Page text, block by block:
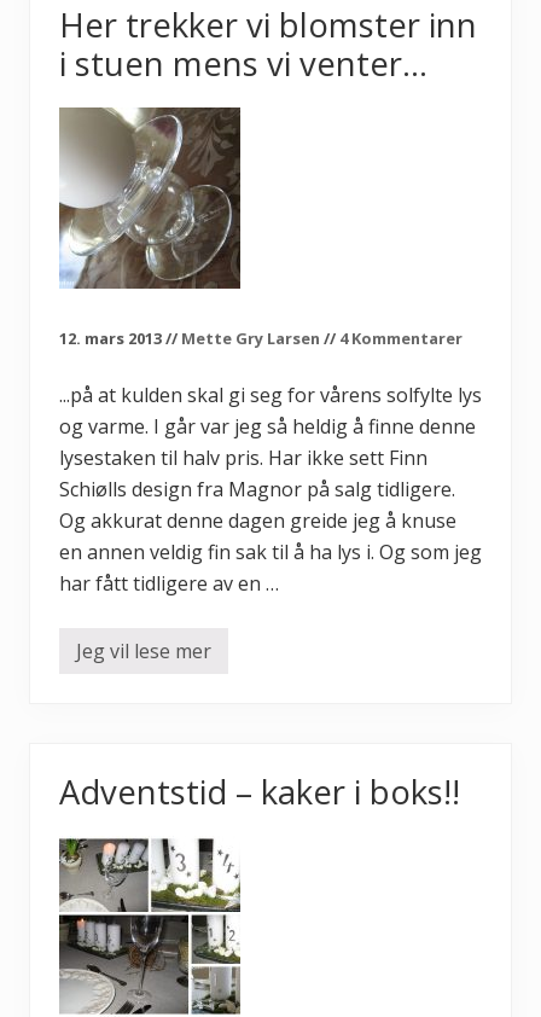
”
–
m
e
d
a
l
e
å
r
s
t
i
d
r
p
a
n
t
e
m
a
t
e
r
l
e
!
Her trekker vi blomster inn
i stuen mens vi venter…
12. mars 2013// Mette Gry Larsen // 4 Kommentarer
...på at kulden skal gi seg for vårens solfylte lys
og varme. I går var jeg så heldig å finne denne
lysestaken til halv pris. Har ikke sett Finn
Schiølls design fra Magnor på salg tidligere.
Og akkurat denne dagen greide jeg å knuse
en annen veldig fin sak til å ha lys i. Og som jeg
har fått tidligere av en …
H
k
e
r
v
i
b
l
o
m
s
t
e
Jeg vil lese mer
Adventstid – kaker i boks!!